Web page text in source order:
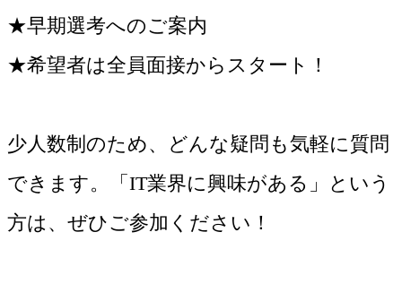
★早期選考へのご案内
★希望者は全員面接からスタート！
少人数制のため、どんな疑問も気軽に質問
できます。「IT業界に興味がある」という
方は、ぜひご参加ください！